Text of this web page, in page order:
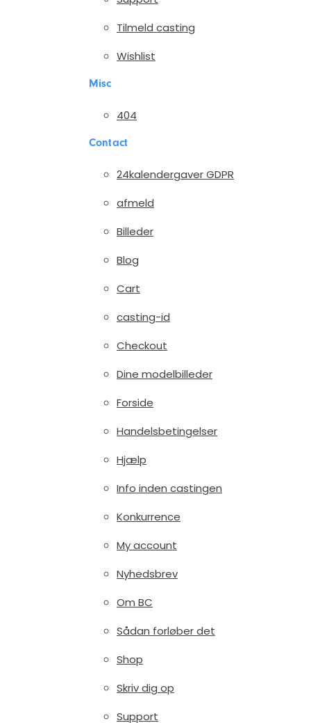
Tilmeld casting
Wishlist
Misc
404
Contact
24kalendergaver GDPR
afmeld
Billeder
Blog
Cart
casting-id
Checkout
Dine modelbilleder
Forside
Handelsbetingelser
Hjælp
Info inden castingen
Konkurrence
My account
Nyhedsbrev
Om BC
Sådan forløber det
Shop
Skriv dig op
Support